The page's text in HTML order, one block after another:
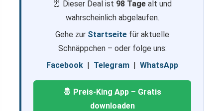
⏰ Dieser Deal ist 98 Tage alt und
wahrscheinlich abgelaufen.
Gehe zur Startseite für aktuelle
Schnäppchen – oder folge uns:
Facebook | Telegram | WhatsApp
🤴 Preis-King App – Gratis
downloaden